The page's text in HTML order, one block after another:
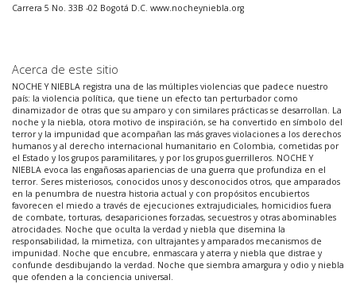
Carrera 5 No. 33B -02 Bogotá D.C. www.nocheyniebla.org
Acerca de este sitio
NOCHE Y NIEBLA registra una de las múltiples violencias que padece nuestro
país: la violencia política, que tiene un efecto tan perturbador como
dinamizador de otras que su amparo y con similares prácticas se desarrollan. La
noche y la niebla, otora motivo de inspiración, se ha convertido en símbolo del
terror y la impunidad que acompañan las más graves violaciones a los derechos
humanos y al derecho internacional humanitario en Colombia, cometidas por
el Estado y los grupos paramilitares, y por los grupos guerrilleros. NOCHE Y
NIEBLA evoca las engañosas apariencias de una guerra que profundiza en el
terror. Seres misteriosos, conocidos unos y desconocidos otros, que amparados
en la penumbra de nuestra historia actual y con propósitos encubiertos
favorecen el miedo a través de ejecuciones extrajudiciales, homicidios fuera
de combate, torturas, desapariciones forzadas, secuestros y otras abominables
atrocidades. Noche que oculta la verdad y niebla que disemina la
responsabilidad, la mimetiza, con ultrajantes y amparados mecanismos de
impunidad. Noche que encubre, enmascara y aterra y niebla que distrae y
confunde desdibujando la verdad. Noche que siembra amargura y odio y niebla
que ofenden a la conciencia universal.